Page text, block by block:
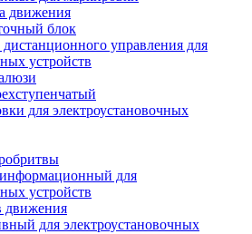
движения
блок
дистанционного управления для
устройств
для электроустановочных
для
устройств
движения
для электроустановочных